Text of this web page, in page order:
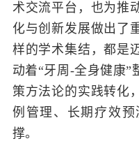
术交流平台，也为推
化与创新发展做出了
样的学术集结，都是
动着“牙周-全身健康”
策方法论的实践转化
例管理、长期疗效
撑。